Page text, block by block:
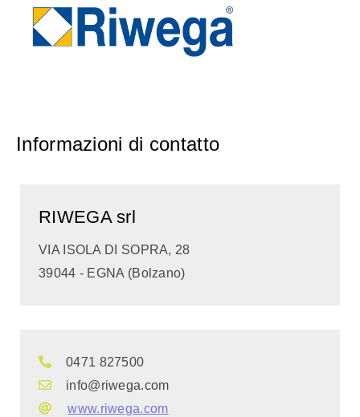
Informazioni di contatto
RIWEGA srl
VIA ISOLA DI SOPRA, 28
39044 - EGNA (Bolzano)
0471 827500
info@riwega.com
www.riwega.com